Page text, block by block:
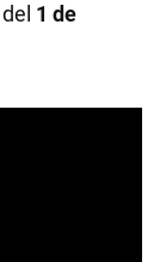
1 de